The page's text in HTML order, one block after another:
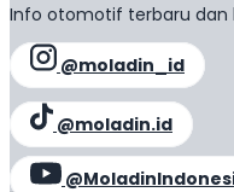
Info otomotif terbaru dan
@moladin_id
@moladin.id